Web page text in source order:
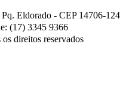
Eldorado - CEP 14706-124
(17) 3345 9366
direitos reservados